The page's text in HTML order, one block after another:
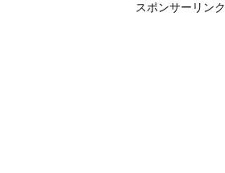
スポンサーリンク